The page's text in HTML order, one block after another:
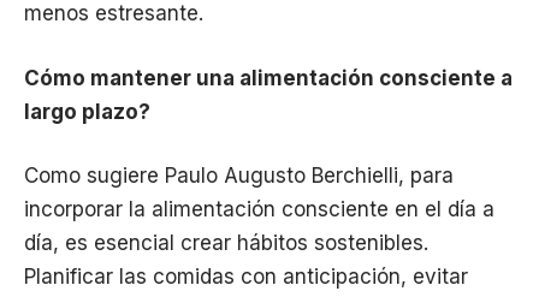
menos estresante.
Cómo mantener una alimentación consciente a
largo plazo?
Como sugiere Paulo Augusto Berchielli, para
incorporar la alimentación consciente en el día a
día, es esencial crear hábitos sostenibles.
Planificar las comidas con anticipación, evitar